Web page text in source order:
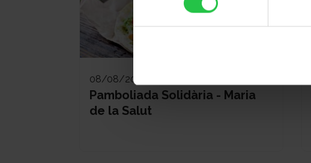
08/08/2026
Pamboliada Solidària - Maria
de la Salut